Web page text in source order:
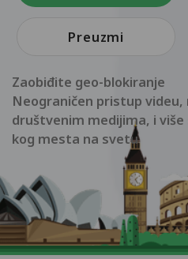
Preuzmi
Zaobiđite geo-blokiranje
Neograničen pristup videu,
društvenim medijima, i više
kog mesta na svetu